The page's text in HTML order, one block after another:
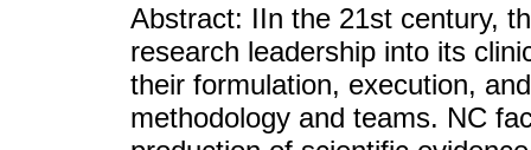
Abstract: IIn the 21st century,
research leadership into its
their formulation, execution,
methodology and teams. NC